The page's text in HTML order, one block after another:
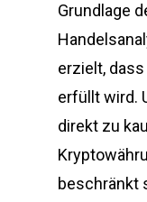
Grundlage
erzielt,
erfüllt wird.
direkt zu
beschränkt